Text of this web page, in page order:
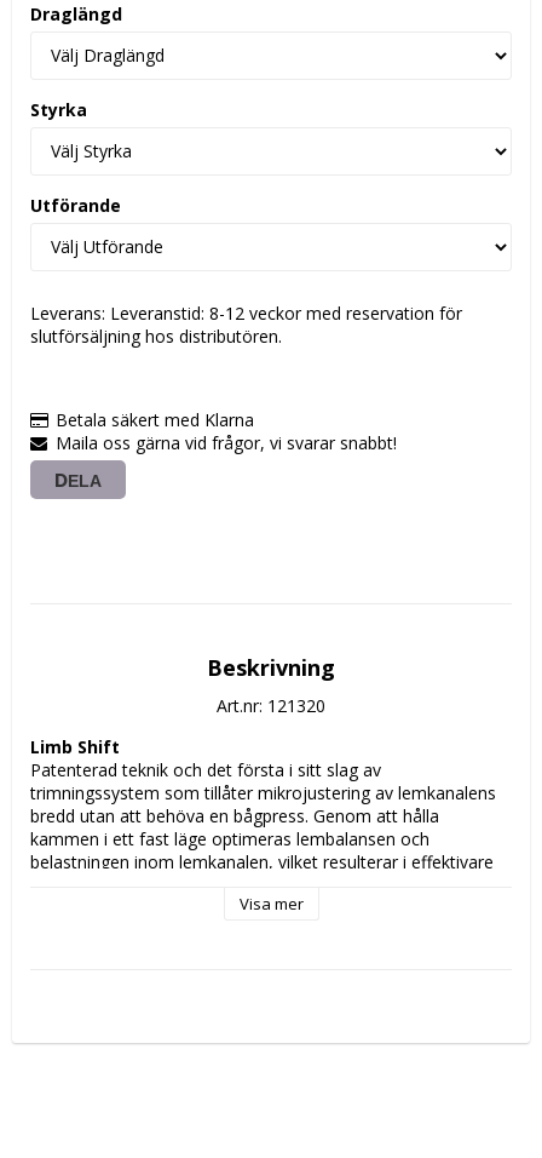
Draglängd
Styrka
Utförande
Leverans: Leveranstid: 8-12 veckor med reservation för
slutförsäljning hos distributören.
Betala säkert med Klarna
Maila oss gärna vid frågor, vi svarar snabbt!
DELA
Beskrivning
Art.nr: 121320
Limb Shift
Patenterad teknik och det första i sitt slag av
trimningssystem som tillåter mikrojustering av lemkanalens
bredd utan att behöva en bågpress. Genom att hålla
kammen i ett fast läge optimeras lembalansen och
belastningen inom lemkanalen, vilket resulterar i effektivare
Visa mer